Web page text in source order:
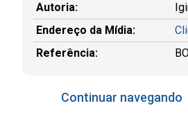
Autoria:
Endereço da Mídia:
Referência:
Continuar navegando